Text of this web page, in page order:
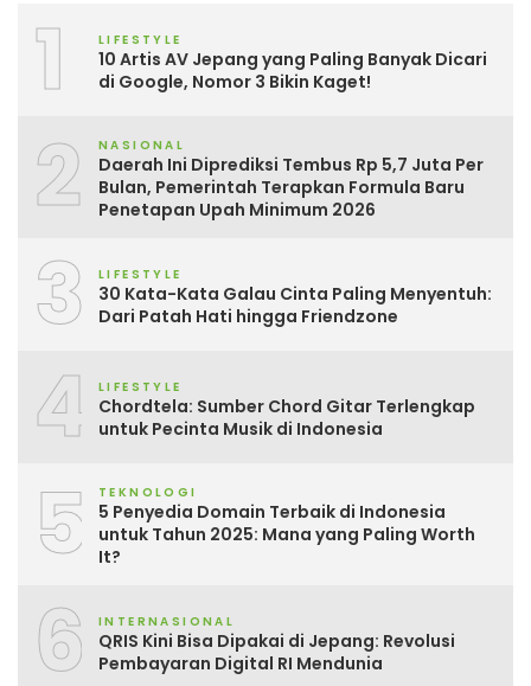
1 LIFESTYLE
10 Artis AV Jepang yang Paling Banyak Dicari
di Google, Nomor 3 Bikin Kaget!
2 NASIONAL
Daerah Ini Diprediksi Tembus Rp 5,7 Juta Per
Bulan, Pemerintah Terapkan Formula Baru
Penetapan Upah Minimum 2026
3 LIFESTYLE
30 Kata-Kata Galau Cinta Paling Menyentuh:
Dari Patah Hati hingga Friendzone
4 LIFESTYLE
Chordtela: Sumber Chord Gitar Terlengkap
untuk Pecinta Musik di Indonesia
5 TEKNOLOGI
5 Penyedia Domain Terbaik di Indonesia
untuk Tahun 2025: Mana yang Paling Worth
It?
6 INTERNASIONAL
QRIS Kini Bisa Dipakai di Jepang: Revolusi
Pembayaran Digital RI Mendunia